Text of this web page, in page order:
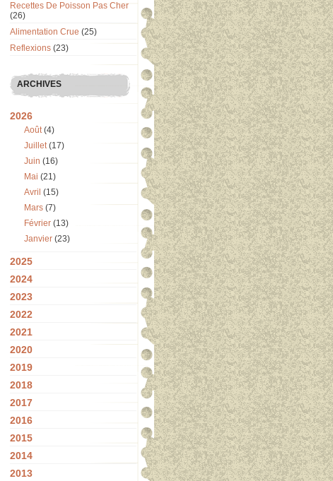
Recettes De Poisson Pas Cher
(26)
Alimentation Crue (25)
Reflexions (23)
ARCHIVES
2026
Août(4)
Juillet(17)
Juin (16)
Mai (21)
Avril (15)
Mars (7)
Février (13)
Janvier (23)
2025
2024
2023
2022
2021
2020
2019
2018
2017
2016
2015
2014
2013